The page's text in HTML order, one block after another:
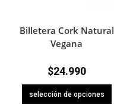
Billetera Cork Natural
Vegana
$24.990
selección de opciones